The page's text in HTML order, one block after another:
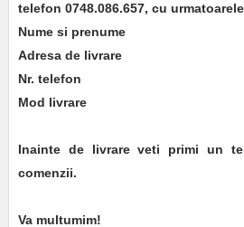
telefon 0748.086.657, cu
Nume si prenume
Adresa de livrare
Nr. telefon
Mod livrare
Inainte de livrare veti primi un
comenzii.
Va multumim!